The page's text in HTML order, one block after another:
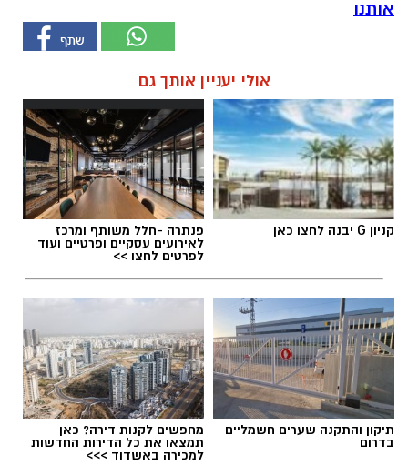
אותנו
אולי יעניין אותך גם
קניון G יבנה לחצו כאן פנתרה -חלל משותף ומרכז
לאירועים עסקיים ופרטיים ועוד
לפרטים לחצו >>
תיקון והתקנה שערים חשמליים
בדרום
מחפשים לקנות דירה? כאן
תמצאו את כל הדירות החדשות
למכירה באשדוד >>>